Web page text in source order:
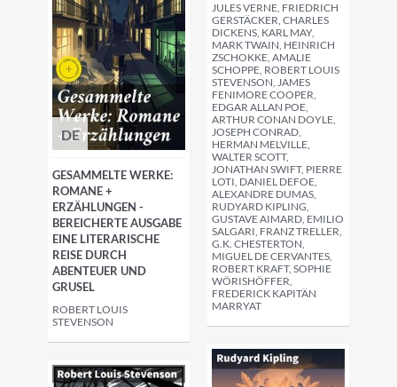
JULES VERNE, FRIEDRICH
GERSTÄCKER, CHARLES
DICKENS, KARL MAY,
MARK TWAIN, HEINRICH
ZSCHOKKE, AMALIE
SCHOPPE, ROBERT LOUIS
STEVENSON, JAMES
FENIMORE COOPER,
EDGAR ALLAN POE,
ARTHUR CONAN DOYLE,
JOSEPH CONRAD,
HERMAN MELVILLE,
WALTER SCOTT,
JONATHAN SWIFT, PIERRE
LOTI, DANIEL DEFOE,
ALEXANDRE DUMAS,
RUDYARD KIPLING,
GUSTAVE AIMARD, EMILIO
SALGARI, FRANZ TRELLER,
G.K. CHESTERTON,
MIGUEL DE CERVANTES,
ROBERT KRAFT, SOPHIE
WÖRISHÖFFER,
FREDERICK KAPITÄN
MARRYAT
DE
GESAMMELTE WERKE:
ROMANE +
ERZÄHLUNGEN -
BEREICHERTE AUSGABE
EINE LITERARISCHE
REISE DURCH
ABENTEUER UND
GRUSEL
ROBERT LOUIS
STEVENSON